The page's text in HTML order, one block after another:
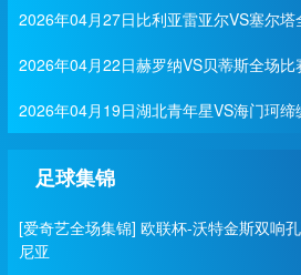
2026年04月27日比利亚雷亚尔VS塞尔
2026年04月22日赫罗纳VS贝蒂斯全场比
2026年04月19日湖北青年星VS海门珂
足球集锦
[爱奇艺全场集锦] 欧联杯-沃特金斯双响
尼亚